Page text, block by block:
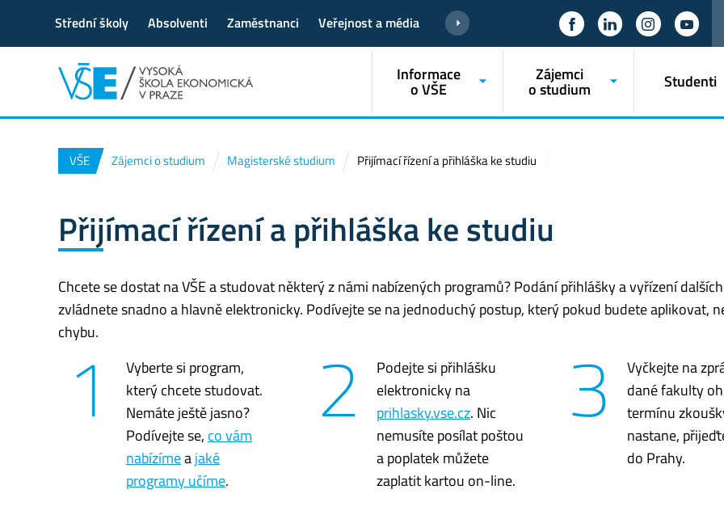
Střední školy Absolventi Zaměstnanci Veřejnost a média
Informace
o VŠE
Zájemci
o studium Studenti
VŠE Zájemci o studium Magisterské studium Přijímací řízení a přihláška ke studiu
Přijímací řízení a přihláška ke studiu
Chcete se dostat na VŠE a studovat některý z námi nabízených programů? Podání přihlášky a vyřízení
zvládnete snadno a hlavně elektronicky. Podívejte se na jednoduchý postup, který pokud budete aplikovat,
chybu.
1
Vyberte si program,
který chcete studovat.
Nemáte ještě jasno?
Podívejte se, co vám
nabízímeajaké
programy učíme.
2
Podejte si přihlášku
elektronicky na
prihlasky.vse.cz. Nic
nemusíte posílat poštou
a poplatek můžete
zaplatit kartou on-line.
3
Vyčkejte na
dané fakulty
termínu
nastane,
do Prahy.